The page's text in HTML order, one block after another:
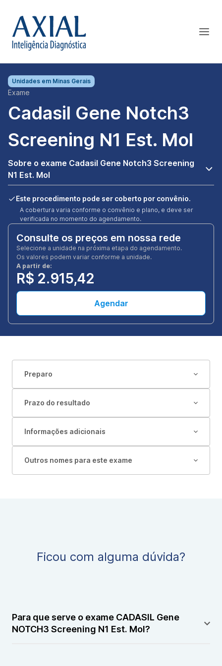
Unidades em Minas Gerais
Exame
Cadasil Gene Notch3
Screening N1 Est. Mol
Sobre o exame Cadasil Gene Notch3 Screening
N1 Est. Mol
Este procedimento pode ser coberto por convênio.
A cobertura varia conforme o convênio e plano, e deve ser
verificada no momento do agendamento.
Consulte os preços em nossa rede
Selecione a unidade na próxima etapa do agendamento.
Os valores podem variar conforme a unidade.
A partir de:
R$ 2.915,42
Agendar
Preparo
Prazo do resultado
Informações adicionais
Outros nomes para este exame
Ficou com alguma dúvida?
Para que serve o exame CADASIL Gene
NOTCH3 Screening N1 Est. Mol?